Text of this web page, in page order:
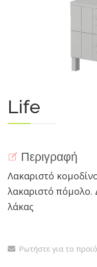
Life
Περιγραφή
Λακαριστό
λακαριστό πόμολο.
λάκας
Ρωτήστε για το